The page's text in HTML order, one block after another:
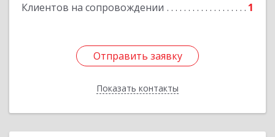
Клиентов на сопровождении 1
Отправить заявку
Показать контакты
Отправить заявку
Назад